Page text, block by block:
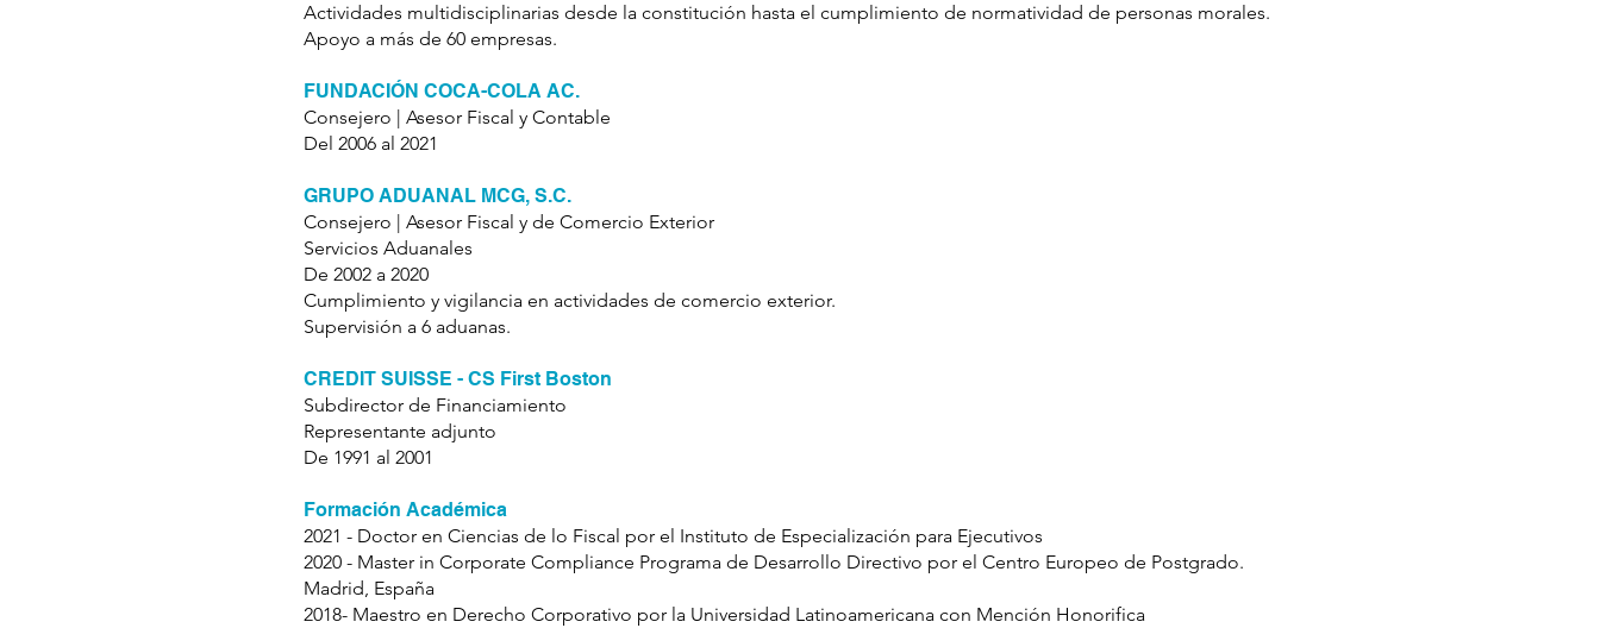
Actividades multidisciplinarias desde la constitución hasta el cumplimiento de normatividad de personas morales.
Apoyo a más de 60 empresas.
FUNDACIÓN COCA-COLA AC.
Consejero | Asesor Fiscal y Contable
Del 2006 al 2021
GRUPO ADUANAL MCG, S.C.
Consejero | Asesor Fiscal y de Comercio Exterior
Servicios Aduanales
De 2002 a 2020
Cumplimiento y vigilancia en actividades de comercio exterior.
Supervisión a 6 aduanas.
CREDIT SUISSE - CS First Boston
Subdirector de Financiamiento
Representante adjunto
De 1991 al 2001
Formación Académica
2021 - Doctor en Ciencias de lo Fiscal por el Instituto de Especialización para Ejecutivos
2020 - Master in Corporate Compliance Programa de Desarrollo Directivo por el Centro Europeo de Postgrado.
Madrid, España
2018- Maestro en Derecho Corporativo por la Universidad Latinoamericana con Mención Honorifica